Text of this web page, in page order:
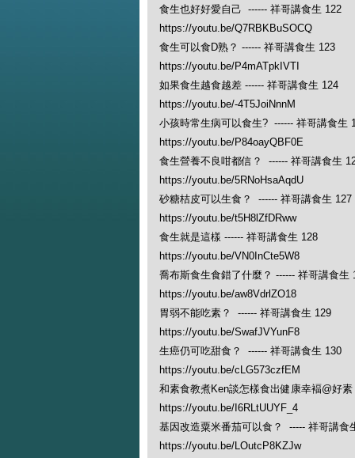
食生也好好愛自己 ------ 祥哥講食生 122
https://youtu.be/Q7RBKBuSOCQ
食生可以食D熟？ ------ 祥哥講食生 123
https://youtu.be/P4mATpkIVTI
如果食生越食越差 ------ 祥哥講食生 124
https://youtu.be/-4T5JoiNnnM
小孩時常生病可以食生? ------ 祥哥講食生
https://youtu.be/P84oayQBF0E
食生營養不良咁都信？ ------ 祥哥講食生
https://youtu.be/5RNoHsaAqdU
砂糖桔皮可以生食？ ------ 祥哥講食生 127
https://youtu.be/t5H8lZfDRww
食生就是這樣 ------ 祥哥講食生 128
https://youtu.be/VN0InCte5W8
喬布斯食生食錯了什麼？ ------ 祥哥講食生
https://youtu.be/aw8VdrlZO18
胃弱不能吃素？ ------ 祥哥講食生 129
https://youtu.be/SwafJVYunF8
生癌仍可吃甜食？ ------ 祥哥講食生 130
https://youtu.be/cLG573czfEM
和素食教煮Ken談怎樣食出健康幸褔@好
https://youtu.be/I6RLtUUYF_4
基因改造粟米番茄可以食？ ----- 祥哥講食
https://youtu.be/LOutcP8KZJw